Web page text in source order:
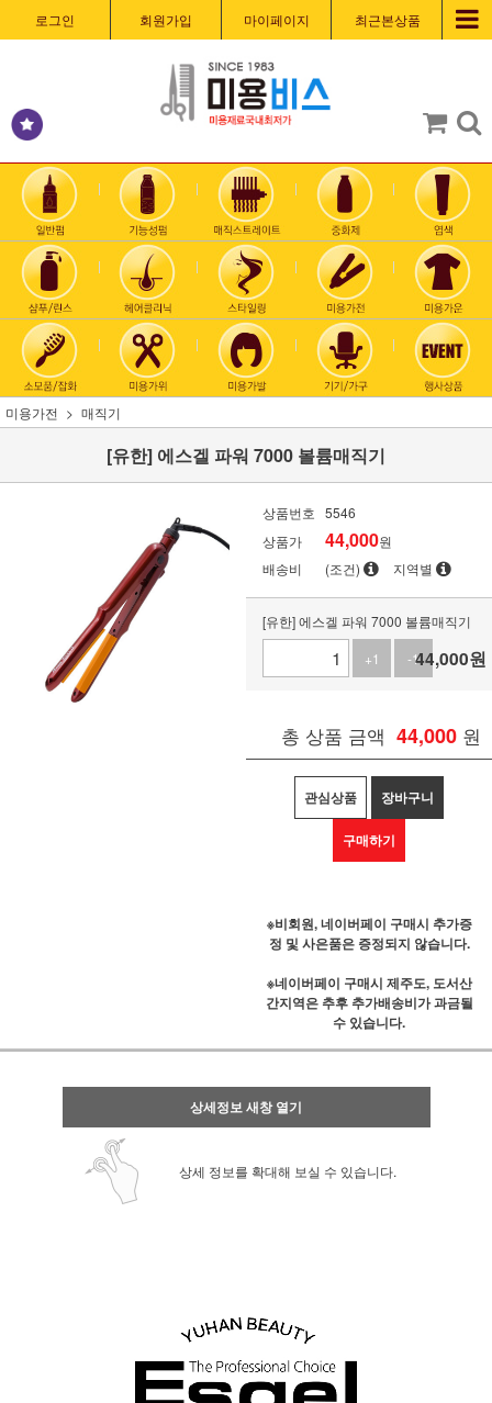
로그인 회원가입 마이페이지 최근본상품
미용가전 매직기
[유한] 에스겔 파워 7000 볼륨매직기
상품번호 5546
상품가
44,000원
배송비
(조건) 지역별
[유한] 에스겔 파워 7000 볼륨매직기
+1
-144,000원
총 상품 금액 44,000 원
관심상품 장바구니
구매하기
※비회원, 네이버페이 구매시 추가증
정 및 사은품은 증정되지 않습니다.
※네이버페이 구매시 제주도, 도서산
간지역은 추후 추가배송비가 과금될
수 있습니다.
상세정보 새창 열기
상세 정보를 확대해 보실 수 있습니다.